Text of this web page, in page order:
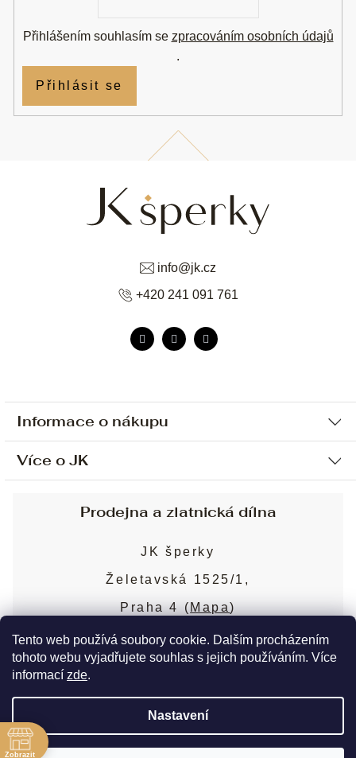
Tento web používá soubory cookie. Dalším procházením
tohoto webu vyjadřujete souhlas s jejich používáním. Více
informací zde.
Nastavení
Informace o nákupu
Ochrana osobních údajů
Sjednání osobní schůzky
Obchodní podmínky
Puncovní značky
Více o JK
Blog
Nejčastější dotazy
info@jk.cz
+420 241 091 761
Přihlášením souhlasím se zpracováním osobních údajů
.
Přihlásit se
Prodejna a zlatnická dílna
JK šperky
Želetavská 1525/1,
Praha 4 ( Mapa)
Více o prodejně
Copyright 2026JK šperky. Všechna práva
vyhrazena. Upravit nastavení cookies
Zobrazit